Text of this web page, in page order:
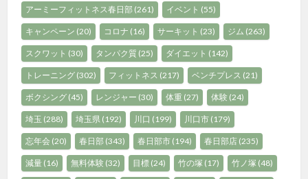
アーミーフィットネス春日部 (261) イベント (55)
キャンペーン (20) コロナ (16) サーキット (23) ジム (263)
スクワット (30) タンパク質 (25) ダイエット (142)
トレーニング (302) フィットネス (217) ベンチプレス (21)
ボクシング (45) レンジャー (30) 体重 (27) 体験 (24)
埼玉 (288) 埼玉県 (192) 川口 (199) 川口市 (179)
忘年会 (20) 春日部 (343) 春日部市 (194) 春日部店 (235)
減量 (16) 無料体験 (32) 目標 (24) 竹の塚 (17) 竹ノ塚 (48)